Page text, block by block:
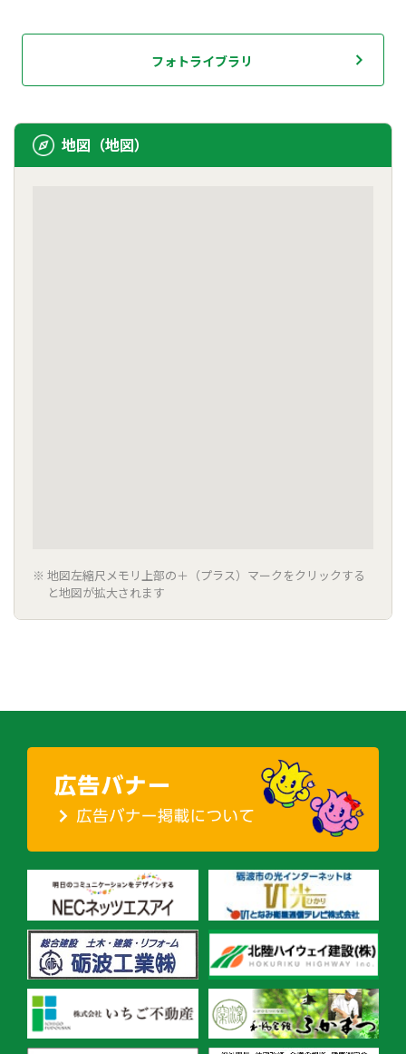
フォトライブラリ
地図（地図）
地図左縮尺メモリ上部の＋（プラス）マークをクリックする
と地図が拡大されます